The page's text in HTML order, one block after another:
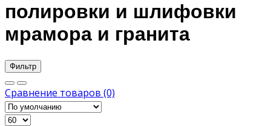
полировки и шлифовки
мрамора и гранита
Фильтр
Сравнение товаров (0)